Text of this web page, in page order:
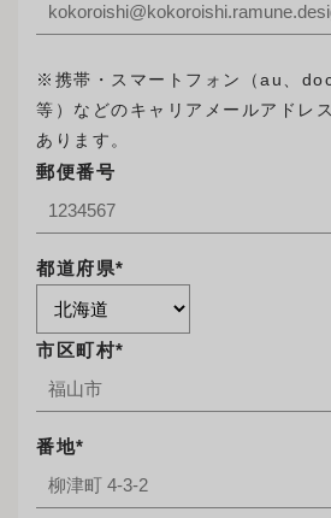
※携帯・スマートフォン（au、
等）などのキャリアメールアドレ
あります。
郵便番号
都道府県*
市区町村*
番地*